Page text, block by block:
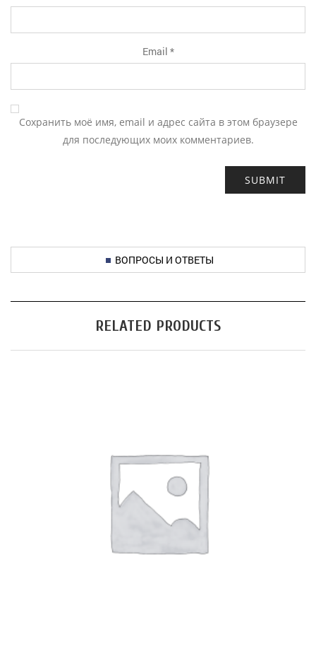
Email *
Сохранить моё имя, email и адрес сайта в этом браузере
для последующих моих комментариев.
ВОПРОСЫ И ОТВЕТЫ
RELATED PRODUCTS